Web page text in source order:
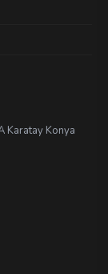
Karatay Konya